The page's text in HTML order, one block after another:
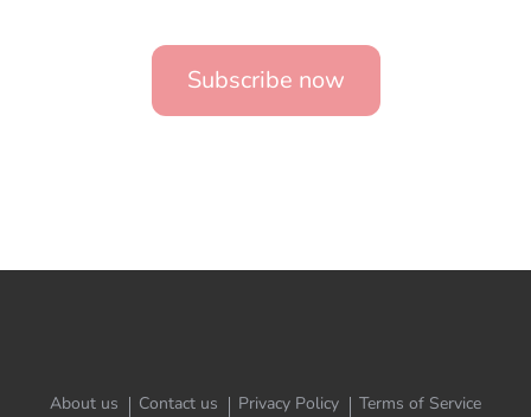
Subscribe now
About us Contact us Privacy Policy Terms of Service